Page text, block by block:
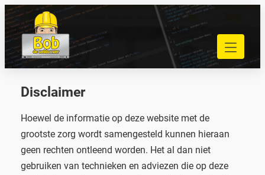
Ga
naar
de
inhoud
040 848 80 69
bob@bobdewebbouwer.com
Home
Onderhoud en hosting
Training
Portfolio
Blog
Disclaimer
Hoewel de informatie op deze website met de
grootste zorg wordt samengesteld kunnen hieraan
geen rechten ontleend worden. Het al dan niet
gebruiken van technieken en adviezen die op deze